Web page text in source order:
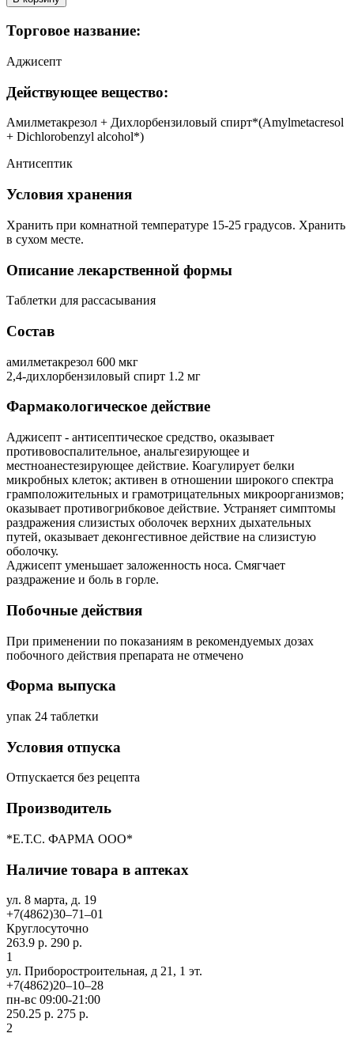
Торговое название:
Аджисепт
Действующее вещество:
Амилметакрезол + Дихлорбензиловый спирт*(Amylmetacresol
+ Dichlorobenzyl alcohol*)
Антисептик
Условия хранения
Хранить при комнатной температуре 15-25 градусов. Хранить
в сухом месте.
Описание лекарственной формы
Таблетки для рассасывания
Состав
амилметакрезол 600 мкг
2,4-дихлорбензиловый спирт 1.2 мг
Фармакологическое действие
Аджисепт - антисептическое средство, оказывает
противовоспалительное, анальгезирующее и
местноанестезирующее действие. Коагулирует белки
микробных клеток; активен в отношении широкого спектра
грамположительных и грамотрицательных микроорганизмов;
оказывает противогрибковое действие. Устраняет симптомы
раздражения слизистых оболочек верхних дыхательных
путей, оказывает деконгестивное действие на слизистую
оболочку.
Аджисепт уменьшает заложенность носа. Смягчает
раздражение и боль в горле.
Побочные действия
При применении по показаниям в рекомендуемых дозах
побочного действия препарата не отмечено
Форма выпуска
упак 24 таблетки
Условия отпуска
Отпускается без рецепта
Производитель
*Е.Т.С. ФАРМА ООО*
Наличие товара в аптеках
ул. 8 марта, д. 19
+7(4862)30‒71‒01
Круглосуточно
263.9 р. 290 р.
1
ул. Приборостроительная, д 21, 1 эт.
+7(4862)20‒10‒28
пн-вс 09:00-21:00
250.25 р. 275 р.
2